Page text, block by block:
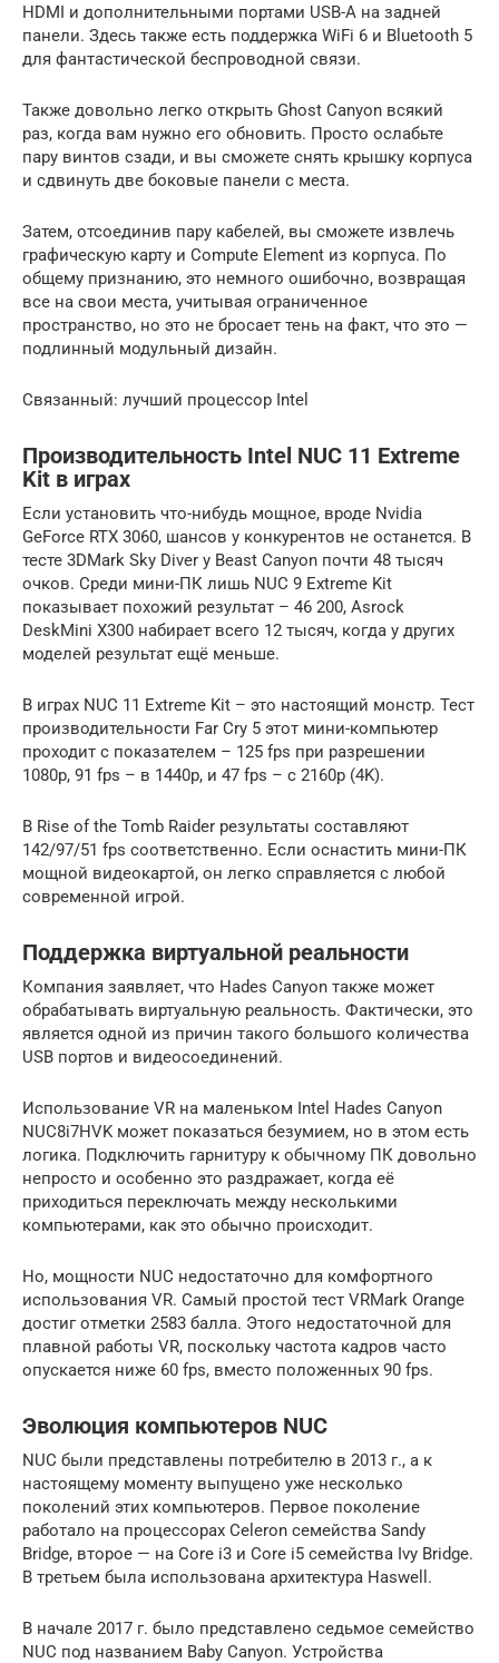
HDMI и дополнительными портами USB-A на задней
панели. Здесь также есть поддержка WiFi 6 и Bluetooth 5
для фантастической беспроводной связи.
Также довольно легко открыть Ghost Canyon всякий
раз, когда вам нужно его обновить. Просто ослабьте
пару винтов сзади, и вы сможете снять крышку корпуса
и сдвинуть две боковые панели с места.
Затем, отсоединив пару кабелей, вы сможете извлечь
графическую карту и Compute Element из корпуса. По
общему признанию, это немного ошибочно, возвращая
все на свои места, учитывая ограниченное
пространство, но это не бросает тень на факт, что это —
подлинный модульный дизайн.
Связанный: лучший процессор Intel
Производительность Intel NUC 11 Extreme
Kit в играх
Если установить что-нибудь мощное, вроде Nvidia
GeForce RTX 3060, шансов у конкурентов не останется. В
тесте 3DMark Sky Diver у Beast Canyon почти 48 тысяч
очков. Среди мини-ПК лишь NUC 9 Extreme Kit
показывает похожий результат – 46 200, Asrock
DeskMini X300 набирает всего 12 тысяч, когда у других
моделей результат ещё меньше.
В играх NUC 11 Extreme Kit – это настоящий монстр. Тест
производительности Far Cry 5 этот мини-компьютер
проходит с показателем – 125 fps при разрешении
1080p, 91 fps – в 1440p, и 47 fps – с 2160p (4K).
В Rise of the Tomb Raider результаты составляют
142/97/51 fps соответственно. Если оснастить мини-ПК
мощной видеокартой, он легко справляется с любой
современной игрой.
Поддержка виртуальной реальности
Компания заявляет, что Hades Canyon также может
обрабатывать виртуальную реальность. Фактически, это
является одной из причин такого большого количества
USB портов и видеосоединений.
Использование VR на маленьком Intel Hades Canyon
NUC8i7HVK может показаться безумием, но в этом есть
логика. Подключить гарнитуру к обычному ПК довольно
непросто и особенно это раздражает, когда её
приходиться переключать между несколькими
компьютерами, как это обычно происходит.
Но, мощности NUC недостаточно для комфортного
использования VR. Самый простой тест VRMark Orange
достиг отметки 2583 балла. Этого недостаточной для
плавной работы VR, поскольку частота кадров часто
опускается ниже 60 fps, вместо положенных 90 fps.
Эволюция компьютеров NUC
NUC были представлены потребителю в 2013 г., а к
настоящему моменту выпущено уже несколько
поколений этих компьютеров. Первое поколение
работало на процессорах Celeron семейства Sandy
Bridge, второе — на Core i3 и Core i5 семейства Ivy Bridge.
В третьем была использована архитектура Haswell.
В начале 2017 г. было представлено седьмое семейство
NUC под названием Baby Canyon. Устройства